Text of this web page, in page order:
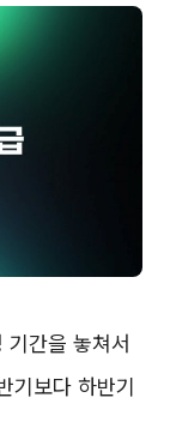
기간을 놓쳐서
기보다 하반기